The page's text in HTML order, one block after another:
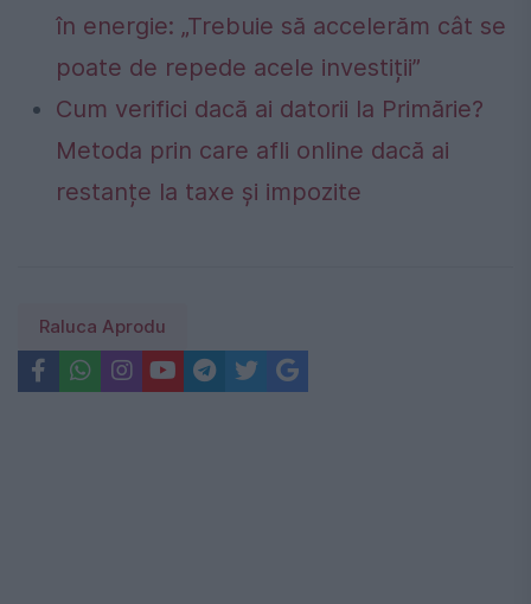
în energie: „Trebuie să accelerăm cât se
poate de repede acele investiții”
Cum verifici dacă ai datorii la Primărie?
Metoda prin care afli online dacă ai
restanțe la taxe și impozite
Raluca Aprodu